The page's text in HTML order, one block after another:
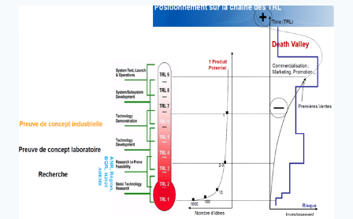
ANALYSIS
CONNECTED
PHOTOVOLTAIC
SYSTEM
WITH
HYBRID
STORAGE